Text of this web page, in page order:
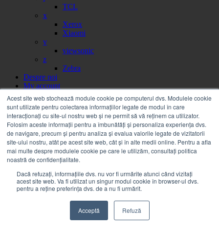
Acest site web stochează module cookie pe computerul dvs. Modulele cookie
sunt utilizate pentru colectarea informațiilor legate de modul în care
interacționați cu site-ul nostru web și ne permit să vă reținem ca utilizator.
Folosim aceste informații pentru a îmbunătăți și personaliza experiența dvs.
de navigare, precum și pentru analiza și evalua valorile legate de vizitatorii
site-ului nostru, atât pe acest site web, cât și în alte medii online. Pentru a afla
mai multe despre modulele cookie pe care le utilizăm, consultați politica
noastră de confidențialitate.
Dacă refuzați, informațiile dvs. nu vor fi urmărite atunci când vizitați
acest site web. Va fi utilizat un singur modul cookie în browser-ul dvs.
pentru a reține preferința dvs. de a nu fi urmărit.
Acceptă Refuză
TCL
x
Xerox
Xiaomi
v
viewsonic
z
Zebra
Despre noi
My account
Partener
Portal facturi
Sesizare
Citire contor
Help
Servicii
Service on call
Estico – Soluții de Print & IT pentru Companii
FSMA – Full Service Maintenance Agreement
Inchiriere echipamente Xerox
Sistemul electronic de achiziții publice SEAP
Sistemul de finanțare prin Grenke
Autentificare / Înregistrare